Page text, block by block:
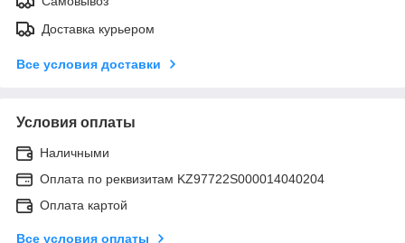
Доставка курьером
Все условия доставки
Условия оплаты
Наличными
Оплата по реквизитам KZ97722S000014040204
Оплата картой
Все условия оплаты